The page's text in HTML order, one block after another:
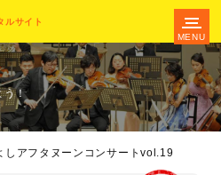
ルサイト
MENU
う！
しアフタヌーンコンサートvol.19